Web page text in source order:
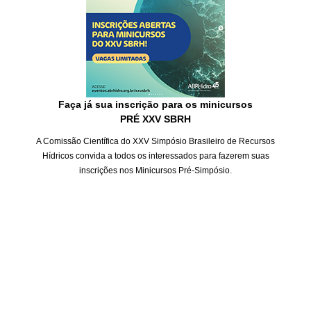
Faça já sua inscrição para os minicursos
PRÉ XXV SBRH
A Comissão Científica do XXV Simpósio Brasileiro de Recursos
Hídricos convida a todos os interessados para fazerem suas
inscrições nos Minicursos Pré-Simpósio.